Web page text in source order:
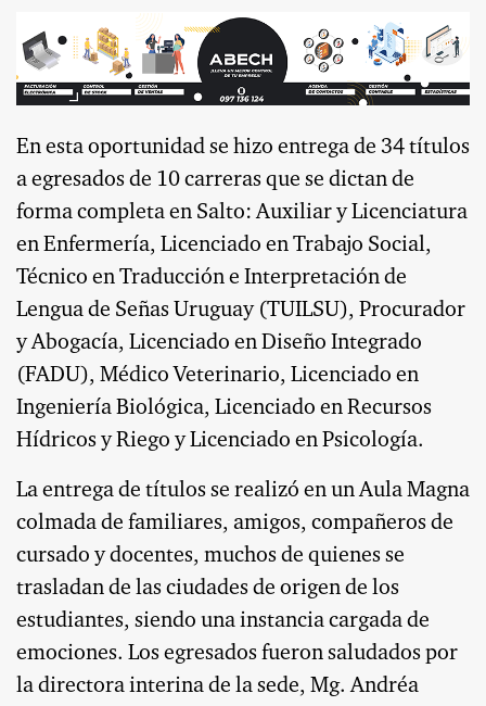
En esta oportunidad se hizo entrega de 34 títulos
a egresados de 10 carreras que se dictan de
forma completa en Salto: Auxiliar y Licenciatura
en Enfermería, Licenciado en Trabajo Social,
Técnico en Traducción e Interpretación de
Lengua de Señas Uruguay (TUILSU), Procurador
y Abogacía, Licenciado en Diseño Integrado
(FADU), Médico Veterinario, Licenciado en
Ingeniería Biológica, Licenciado en Recursos
Hídricos y Riego y Licenciado en Psicología.
La entrega de títulos se realizó en un Aula Magna
colmada de familiares, amigos, compañeros de
cursado y docentes, muchos de quienes se
trasladan de las ciudades de origen de los
estudiantes, siendo una instancia cargada de
emociones. Los egresados fueron saludados por
la directora interina de la sede, Mg. Andréa